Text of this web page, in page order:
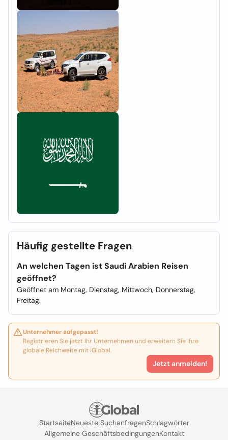
Häufig gestellte Fragen
An welchen Tagen ist Saudi Arabien Reisen
geöffnet?
Geöffnet am Montag, Dienstag, Mittwoch, Donnerstag,
Freitag.
Unternehmer aufgepasst!
Registrieren Sie jetzt Ihr Unternehmen und erweitern Sie Ihre
globale Reichweite mit iGlobal.
Jetzt anmelden!
StartseiteNeueste SuchanfragenSchlagwörter
Allgemeine GeschäftsbedingungenKontakt